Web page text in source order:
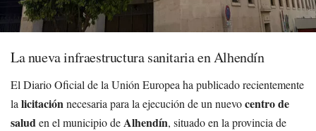
La nueva infraestructura sanitaria en Alhendín
El Diario Oficial de la Unión Europea ha publicado recientemente
la licitaciónnecesaria para la ejecución de un nuevocentro de
saluden el municipio deAlhendín, situado en la provincia de